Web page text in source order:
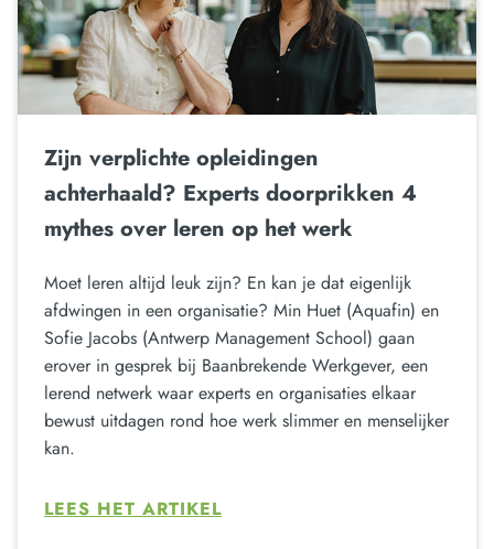
Zijn verplichte opleidingen
achterhaald? Experts doorprikken 4
mythes over leren op het werk
Moet leren altijd leuk zijn? En kan je dat eigenlijk
afdwingen in een organisatie? Min Huet (Aquafin) en
Sofie Jacobs (Antwerp Management School) gaan
erover in gesprek bij Baanbrekende Werkgever, een
lerend netwerk waar experts en organisaties elkaar
bewust uitdagen rond hoe werk slimmer en menselijker
kan.
LEES HET ARTIKEL